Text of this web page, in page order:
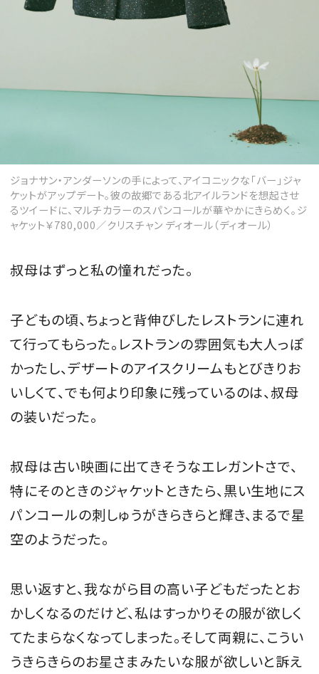
ジョナサン・アンダーソンの手によって、アイコニックな「バー」ジャ
ケットがアップデート。彼の故郷である北アイルランドを想起させ
るツイードに、マルチカラーのスパンコールが華やかにきらめく。ジ
ャケット￥780,000／クリスチャン ディオール（ディオール）
叔母はずっと私の憧れだった。
子どもの頃、ちょっと背伸びしたレストランに連れ
て行ってもらった。レストランの雰囲気も大人っぽ
かったし、デザートのアイスクリームもとびきりお
いしくて、でも何より印象に残っているのは、叔母
の装いだった。
叔母は古い映画に出てきそうなエレガントさで、
特にそのときのジャケットときたら、黒い生地にス
パンコールの刺しゅうがきらきらと輝き、まるで星
空のようだった。
思い返すと、我ながら目の高い子どもだったとお
かしくなるのだけど、私はすっかりその服が欲しく
てたまらなくなってしまった。そして両親に、こうい
うきらきらのお星さまみたいな服が欲しいと訴え